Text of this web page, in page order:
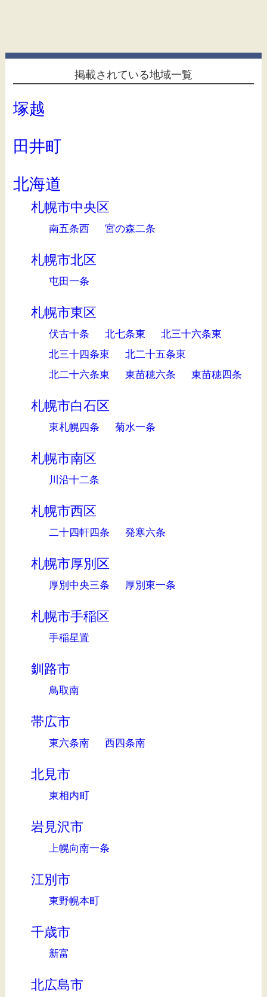
掲載されている地域一覧
塚越
田井町
北海道
札幌市中央区
南五条西 宮の森二条
札幌市北区
屯田一条
札幌市東区
伏古十条 北七条東
北三十六条東
北三十四条東
北二十五条東
北二十六条東
東苗穂六条 東苗穂四条
札幌市白石区
東札幌四条 菊水一条
札幌市南区
川沿十二条
札幌市西区
二十四軒四条 発寒六条
札幌市厚別区
厚別中央三条 厚別東一条
札幌市手稲区
手稲星置
釧路市
鳥取南
帯広市
東六条南 西四条南
北見市
東相内町
岩見沢市
上幌向南一条
江別市
東野幌本町
千歳市
新富
北広島市